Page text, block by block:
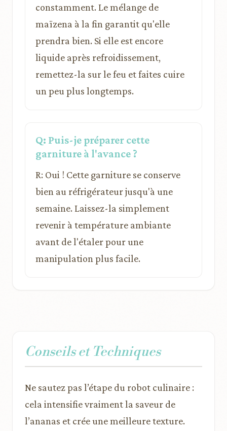
constamment. Le mélange de
maïzena à la fin garantit qu'elle
prendra bien. Si elle est encore
liquide après refroidissement,
remettez-la sur le feu et faites cuire
un peu plus longtemps.
Q: Puis-je préparer cette
garniture à l'avance ?
R: Oui ! Cette garniture se conserve
bien au réfrigérateur jusqu'à une
semaine. Laissez-la simplement
revenir à température ambiante
avant de l'étaler pour une
manipulation plus facile.
Conseils et Techniques
Ne sautez pas l’étape du robot culinaire :
cela intensifie vraiment la saveur de
l’ananas et crée une meilleure texture.